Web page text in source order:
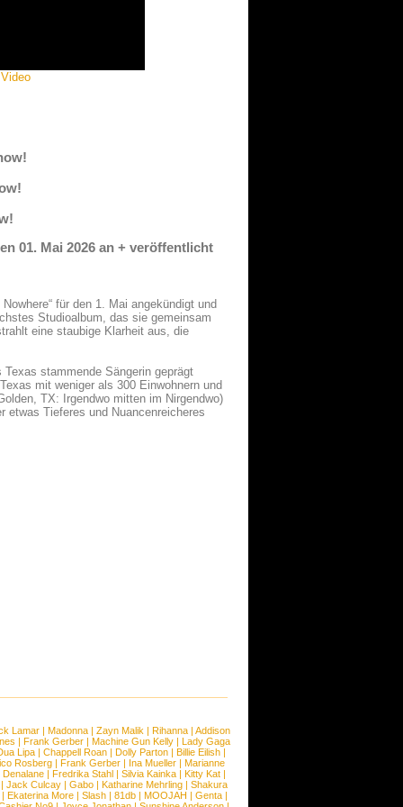
01. Mai 2026 an + veröffentlicht
für den 1. Mai angekündigt und
Studioalbum, das sie gemeinsam
eine staubige Klarheit aus, die
stammende Sängerin geprägt
mit weniger als 300 Einwohnern und
TX: Irgendwo mitten im Nirgendwo)
etwas Tieferes und Nuancenreicheres
Lamar | Madonna | Zayn Malik | Rihanna | Addison
| Frank Gerber| Machine Gun Kelly| Lady Gaga
Lipa | Chappell Roan | Dolly Parton | Billie Eilish |
Rosberg| Frank Gerber| Ina Mueller| Marianne
Denalane | Fredrika Stahl | Silvia Kainka | Kitty Kat |
Jack Culcay | Gabo | Katharine Mehrling | Shakura
Ekaterina More| Slash| 81db| MOOJAH | Genta|